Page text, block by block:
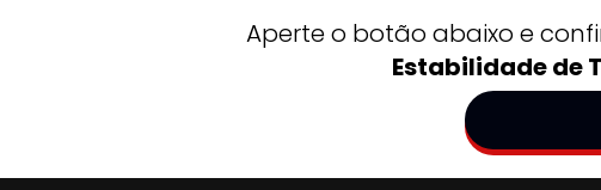
Aperte o botão abaixo e
Estabilidade de